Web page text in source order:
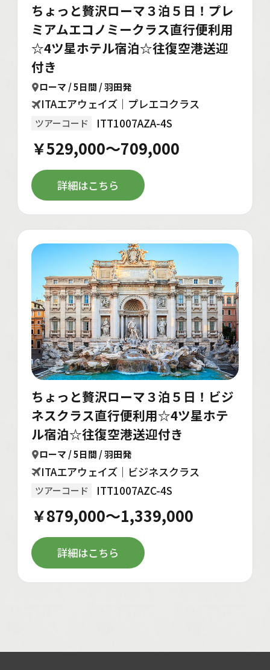
ちょっと贅沢ローマ３泊５日！プレ
ミアムエコノミークラス直行便利用
☆4ツ星ホテル宿泊☆往復空港送迎
付き
ローマ / 5日間 / 羽田発
ITAエアウェイズ｜プレエコクラス
ツアーコード ITT1007AZA-4S
￥529,000～709,000
詳細はこちら
ちょっと贅沢ローマ３泊５日！ビジ
ネスクラス直行便利用☆4ツ星ホテ
ル宿泊☆往復空港送迎付き
ローマ / 5日間 / 羽田発
ITAエアウェイズ｜ビジネスクラス
ツアーコード ITT1007AZC-4S
￥879,000～1,339,000
詳細はこちら